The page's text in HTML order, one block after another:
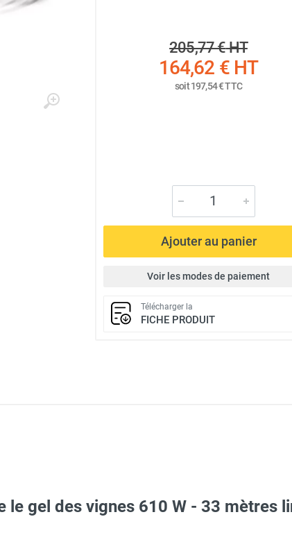
205,77 €HT
164,62 €HT
soit197,54 €TTC
Ajouter au panier
Voir les modes de paiement
Télécharger la
FICHE PRODUIT
gel des vignes 610 W - 33 mètres